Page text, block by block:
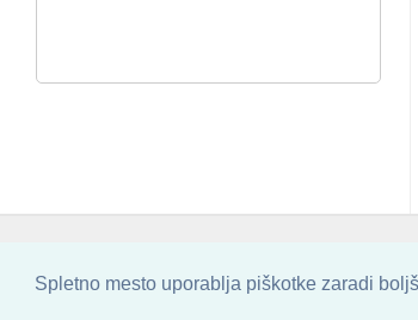
Spletno mesto uporablja piškotke zaradi
COPYRIGHT © 2013 -